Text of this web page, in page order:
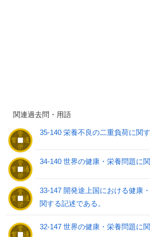
関連過去問・用語
35-140 栄養不良の二重負荷に関
34-140 世界の健康・栄養問題に
33-147 開発途上国における健康
関する記述である。
32-147 世界の健康・栄養問題に